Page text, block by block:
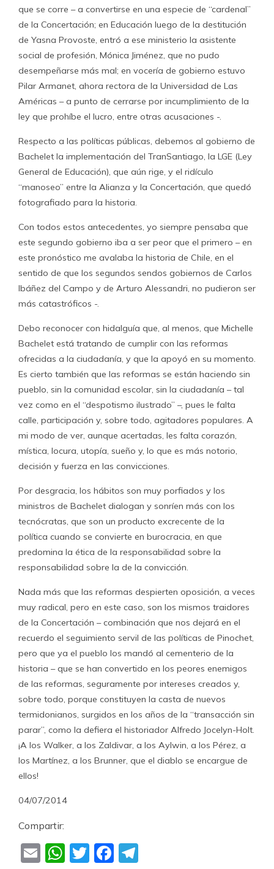
que se corre – a convertirse en una especie de “cardenal”
de la Concertación; en Educación luego de la destitución
de Yasna Provoste, entró a ese ministerio la asistente
social de profesión, Mónica Jiménez, que no pudo
desempeñarse más mal; en vocería de gobierno estuvo
Pilar Armanet, ahora rectora de la Universidad de Las
Américas – a punto de cerrarse por incumplimiento de la
ley que prohíbe el lucro, entre otras acusaciones -.
Respecto a las políticas públicas, debemos al gobierno de
Bachelet la implementación del TranSantiago, la LGE (Ley
General de Educación), que aún rige, y el ridículo
“manoseo” entre la Alianza y la Concertación, que quedó
fotografiado para la historia.
Con todos estos antecedentes, yo siempre pensaba que
este segundo gobierno iba a ser peor que el primero – en
este pronóstico me avalaba la historia de Chile, en el
sentido de que los segundos sendos gobiernos de Carlos
Ibáñez del Campo y de Arturo Alessandri, no pudieron ser
más catastróficos -.
Debo reconocer con hidalguía que, al menos, que Michelle
Bachelet está tratando de cumplir con las reformas
ofrecidas a la ciudadanía, y que la apoyó en su momento.
Es cierto también que las reformas se están haciendo sin
pueblo, sin la comunidad escolar, sin la ciudadanía – tal
vez como en el “despotismo ilustrado” –, pues le falta
calle, participación y, sobre todo, agitadores populares. A
mi modo de ver, aunque acertadas, les falta corazón,
mística, locura, utopía, sueño y, lo que es más notorio,
decisión y fuerza en las convicciones.
Por desgracia, los hábitos son muy porfiados y los
ministros de Bachelet dialogan y sonríen más con los
tecnócratas, que son un producto excrecente de la
política cuando se convierte en burocracia, en que
predomina la ética de la responsabilidad sobre la
responsabilidad sobre la de la convicción.
Nada más que las reformas despierten oposición, a veces
muy radical, pero en este caso, son los mismos traidores
de la Concertación – combinación que nos dejará en el
recuerdo el seguimiento servil de las políticas de Pinochet,
pero que ya el pueblo los mandó al cementerio de la
historia – que se han convertido en los peores enemigos
de las reformas, seguramente por intereses creados y,
sobre todo, porque constituyen la casta de nuevos
termidonianos, surgidos en los años de la “transacción sin
parar”, como la defiera el historiador Alfredo Jocelyn-Holt.
¡A los Walker, a los Zaldivar, a los Aylwin, a los Pérez, a
los Martínez, a los Brunner, que el diablo se encargue de
ellos!
04/07/2014
Compartir:
EmailWhatsApp
TwitterFacebook